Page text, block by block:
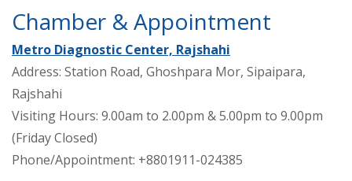
Chamber & Appointment
Metro Diagnostic Center, Rajshahi
Address: Station Road, Ghoshpara Mor, Sipaipara,
Rajshahi
Visiting Hours: 9.00am to 2.00pm & 5.00pm to 9.00pm
(Friday Closed)
Phone/Appointment: +8801911-024385